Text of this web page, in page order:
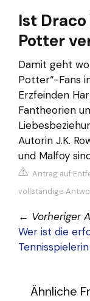
Ist
Potter
Damit geht
Potter“-Fans
Erzfeinden
Fantheorien
Autorin J.K.
und Malfoy
Antrag auf
vollständige
← Vorheriger
Wer ist die
Ähnliche